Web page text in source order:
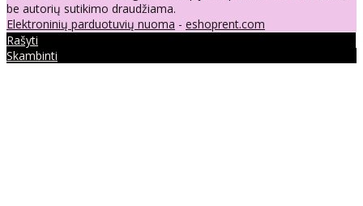
be autorių sutikimo draudžiama.
Elektroninių parduotuvių nuoma - eshoprent.com
Rašyti
Skambinti